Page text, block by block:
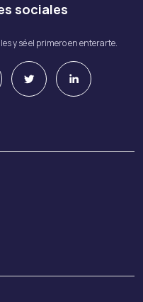
sociales
y sé el primero en enterarte.